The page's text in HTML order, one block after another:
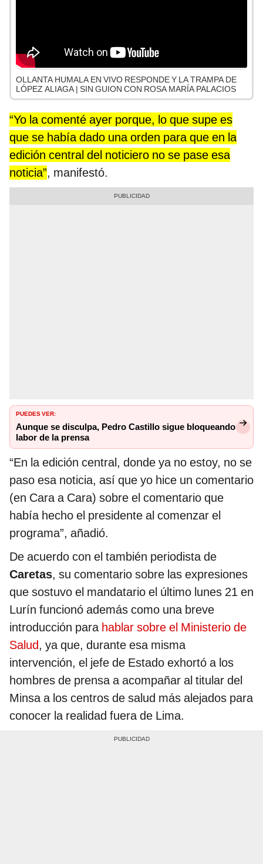
OLLANTA HUMALA EN VIVO RESPONDE Y LA TRAMPA DE
LÓPEZ ALIAGA | SIN GUION CON ROSA MARÍA PALACIOS
“Yo la comenté ayer porque, lo que supe es
que se había dado una orden para que en la
edición central del noticiero no se pase esa
noticia”, manifestó.
PUEDES VER:
Aunque se disculpa, Pedro Castillo sigue bloqueando
labor de la prensa
“En la edición central, donde ya no estoy, no se
paso esa noticia, así que yo hice un comentario
(en Cara a Cara) sobre el comentario que
había hecho el presidente al comenzar el
programa”, añadió.
De acuerdo con el también periodista de
Caretas, su comentario sobre las expresiones
que sostuvo el mandatario el último lunes 21 en
Lurín funcionó además como una breve
introducción para hablar sobre el Ministerio de
Salud, ya que, durante esa misma
intervención, el jefe de Estado exhortó a los
hombres de prensa a acompañar al titular del
Minsa a los centros de salud más alejados para
conocer la realidad fuera de Lima.